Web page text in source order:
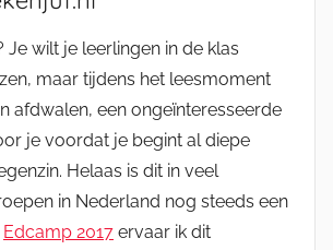
Je wilt je leerlingen in de klas
maar tijdens het leesmoment
afdwalen, een ongeïnteresseerde
je voordat je begint al diepe
Helaas is dit in veel
in Nederland nog steeds een
Edcamp 2017 ervaar ik dit